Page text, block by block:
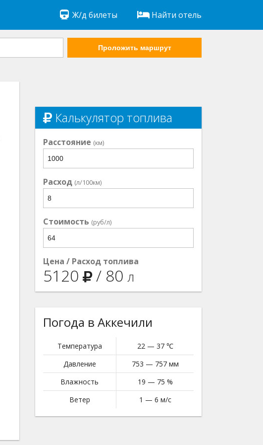
Ж/д билеты Найти отель
Проложить маршрут
Калькулятор топлива
Расстояние (км)
Расход (л/100км)
Стоимость (руб/л)
Цена / Расход топлива
5120 / 80 л
Погода в Аккечили
Температура
22 — 37 ℃
Давление
753 — 757 мм
Влажность
19 — 75 %
Ветер
1 — 6 м/с